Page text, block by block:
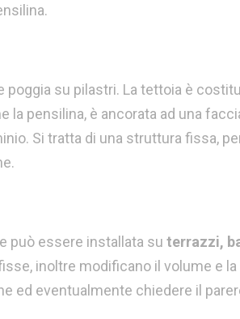
su pilastri. La tettoia è
la pensilina, è ancorata ad una
Si tratta di una struttura fissa,
può essere installata su terrazzi,
inoltre modificano il volume e la
ed eventualmente chiedere il